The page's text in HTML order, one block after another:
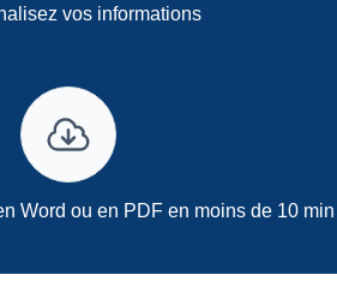
vos informations
Word ou en PDF en moins de 10 min